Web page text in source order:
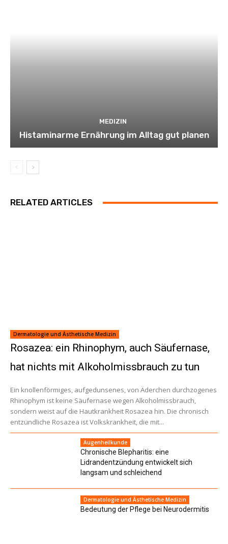
MEDIZIN
Histaminarme Ernährung im Alltag gut planen
RELATED ARTICLES
Dermatologie und Ästhetische Medizin
Rosazea: ein Rhinophym, auch Säufernase,
hat nichts mit Alkoholmissbrauch zu tun
Ein knollenförmiges, aufgedunsenes, von Äderchen durchzogenes
Rhinophym ist keine Säufernase wegen Alkoholmissbrauch,
sondern weist auf die Hautkrankheit Rosazea hin. Die chronisch
entzündliche Rosazea ist Volkskrankheit, die mit...
Augenheilkunde
Chronische Blepharitis: eine
Lidrandentzündung entwickelt sich
langsam und schleichend
Dermatologie und Ästhetische Medizin
Bedeutung der Pflege bei Neurodermitis